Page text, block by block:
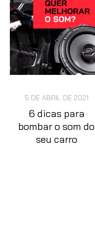
5 DE ABRIL DE 2021
6 dicas para
bombar o som do
seu carro